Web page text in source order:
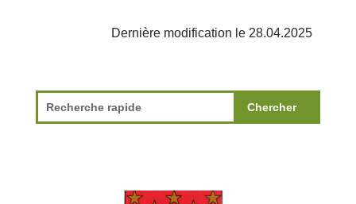
Dernière modification le 28.04.2025